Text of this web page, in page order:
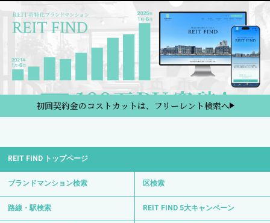
初回契約金のコストカットは、フリーレント検索へ
REIT FIND トップページ
ブランドマンション検索 区検索
路線・駅検索 REIT FIND 5大キャンペーン